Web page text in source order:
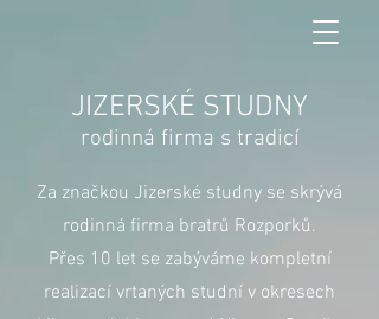
JIZERSKÉ STUDNY
rodinná firma s tradicí
Za značkou Jizerské studny se skrývá
rodinná firma bratrů Rozporků.
Přes 10 let se zabýváme kompletní
realizací vrtaných studní v okresech